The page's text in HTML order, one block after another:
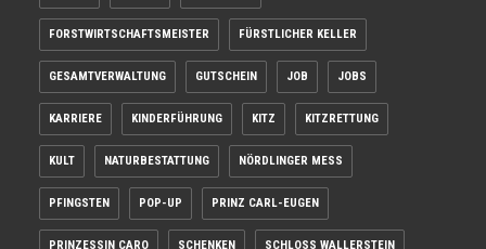
FORSTWIRTSCHAFTSMEISTER FÜRSTLICHER KELLER
GESAMTVERWALTUNG GUTSCHEIN JOB JOBS
KARRIERE KINDERFÜHRUNG KITZ KITZRETTUNG
KULT NATURBESTATTUNG NÖRDLINGER MESS
PFINGSTEN POP-UP PRINZ CARL-EUGEN
PRINZESSIN CARO SCHENKEN SCHLOSS WALLERSTEIN